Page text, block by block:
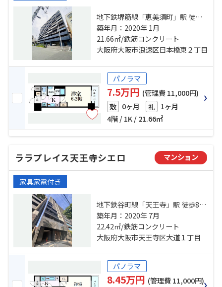
地下鉄堺筋線「恵美須町」駅 徒歩8
分 地下鉄谷町線「四天王寺前夕陽
ヶ丘」駅 徒歩11分 南海本線「難
波」駅 徒歩11分
築年月：2020年 1月
21.66㎡/鉄筋コンクリート
大阪府大阪市浪速区日本橋東２丁目
パノラマ
7.5万円 (管理費 11,000円)
敷 0ヶ月 礼 1ヶ月
4階 / 1K / 21.66㎡
ララプレイス天王寺シエロ マンション
家具家電付き
地下鉄谷町線「天王寺」駅 徒歩8分
大阪環状線「天王寺」駅 徒歩11分
地下鉄谷町線「四天王寺前夕陽ヶ
丘」駅 徒歩12分
築年月：2020年 7月
22.42㎡/鉄筋コンクリート
大阪府大阪市天王寺区大道１丁目
パノラマ
8.45万円 (管理費 11,000円)